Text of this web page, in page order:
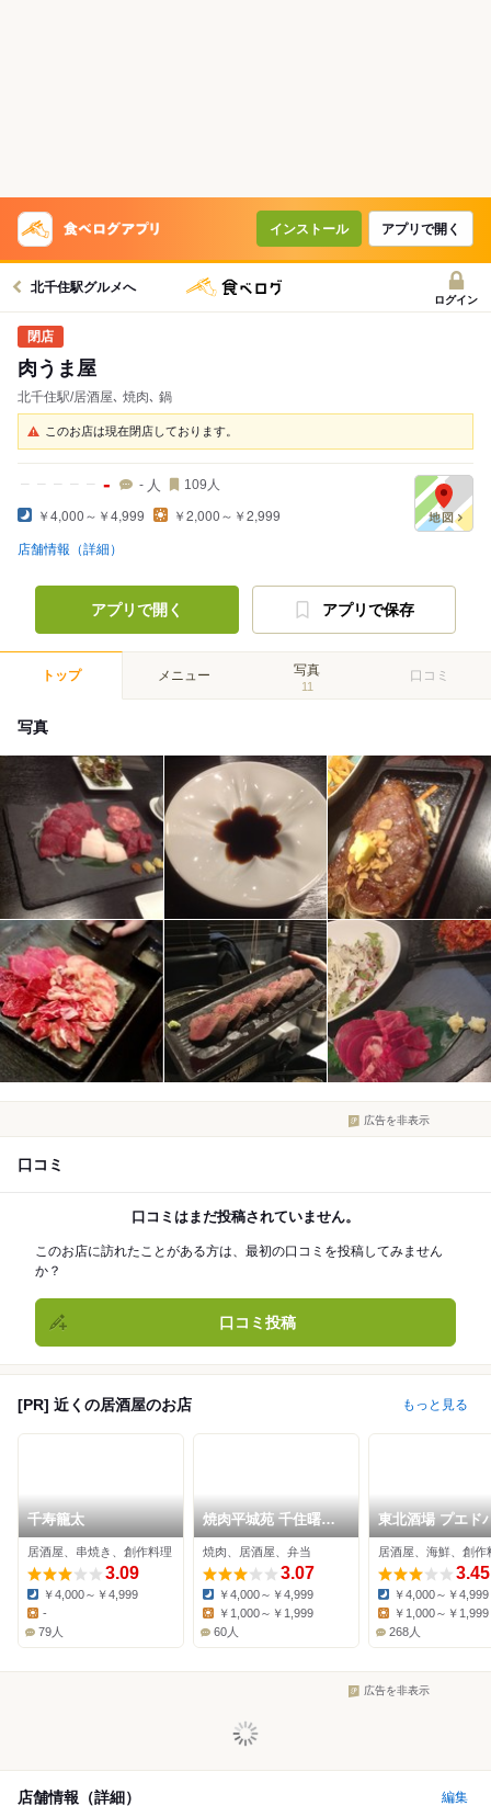
インストール アプリで開く
北千住駅グルメへ
ログイン
肉うま屋
北千住駅/居酒屋､ 焼肉､ 鍋
このお店は現在閉店しております。
- - 人 109 人
￥4,000～￥4,999 ￥2,000～￥2,999
店舗情報（詳細）
アプリで開く アプリで保存
トップ メニュー 写真
11
口コミ
写真
広告を非表示
口コミ
口コミはまだ投稿されていません。
このお店に訪れたことがある方は、最初の口コミを投稿してみません
か？
口コミ投稿
[PR] 近くの居酒屋のお店 もっと見る
千寿籠太
居酒屋、串焼き、創作料理
3.09
Dinner:
￥4,000～￥4,999
Lunch:
-
79人
焼肉平城苑 千住曙町
店
焼肉、居酒屋、弁当
3.07
Dinner:
￥4,000～￥4,999
Lunch:
￥1,000～￥1,999
60人
東北酒場 プエド
居酒屋、海鮮、創作
3.45
Dinner:
￥4,000～￥4,999
￥1,000～￥1,999
268人
広告を非表示
店舗情報（詳細） 編集